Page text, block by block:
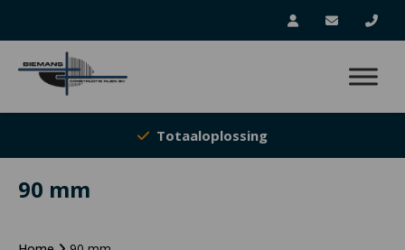
Totaaloplossing
90 mm